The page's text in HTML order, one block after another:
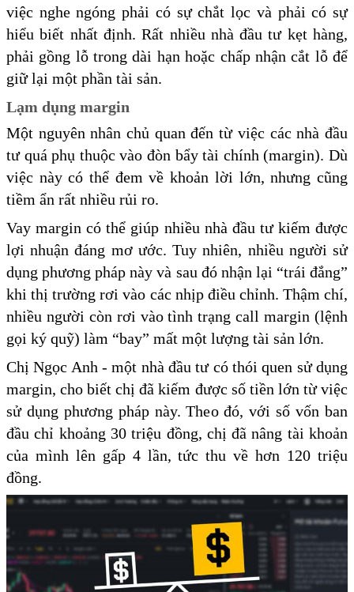
việc nghe ngóng phải có sự chắt lọc và phải có sự
hiểu biết nhất định. Rất nhiều nhà đầu tư kẹt hàng,
phải gồng lỗ trong dài hạn hoặc chấp nhận cắt lỗ để
giữ lại một phần tài sản.
Lạm dụng margin
Một nguyên nhân chủ quan đến từ việc các nhà đầu
tư quá phụ thuộc vào đòn bẩy tài chính (margin). Dù
việc này có thể đem về khoản lời lớn, nhưng cũng
tiềm ẩn rất nhiều rủi ro.
Vay margin có thể giúp nhiều nhà đầu tư kiếm được
lợi nhuận đáng mơ ước. Tuy nhiên, nhiều người sử
dụng phương pháp này và sau đó nhận lại “trái đắng”
khi thị trường rơi vào các nhịp điều chỉnh. Thậm chí,
nhiều người còn rơi vào tình trạng call margin (lệnh
gọi ký quỹ) làm “bay” mất một lượng tài sản lớn.
Chị Ngọc Anh - một nhà đầu tư có thói quen sử dụng
margin, cho biết chị đã kiếm được số tiền lớn từ việc
sử dụng phương pháp này. Theo đó, với số vốn ban
đầu chỉ khoảng 30 triệu đồng, chị đã nâng tài khoản
của mình lên gấp 4 lần, tức thu về hơn 120 triệu
đồng.